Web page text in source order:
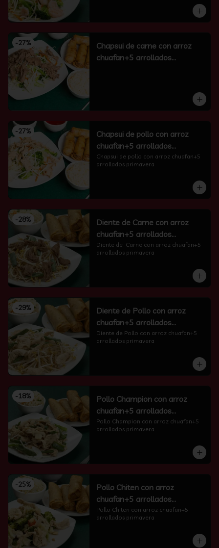
-27%
Chapsui de carne con arroz
chuafan+5 arrollados
-27%
Chapsui de pollo con arroz
chuafan+5 arrollados
primavera
Chapsui de pollo con arroz chuafan+5
arrollados primavera
-28%
Diente de Carne con arroz
chuafan+5 arrollados
primavera
Diente de  Carne con arroz chuafan+5
arrollados primavera
-29%
Diente de Pollo con arroz
chuafan+5 arrollados
primavera
Diente de Pollo con arroz chuafan+5
arrollados primavera
-18%
Pollo Champion con arroz
chuafan+5 arrollados
primavera
Pollo Champion con arroz chuafan+5
arrollados primavera
-25%
Pollo Chiten con arroz
chuafan+5 arrollados
primavera
Pollo Chiten con arroz chuafan+5
arrollados primavera